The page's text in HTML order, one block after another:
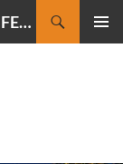
CIELMANIA : le blog de Jean-Baptiste FELDMANN, photographe du ciel